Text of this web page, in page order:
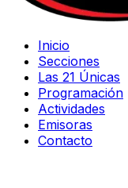
Inicio
Secciones
Las 21 Únicas
Programación
Actividades
Emisoras
Contacto